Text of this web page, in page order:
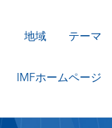
地域 テーマ
IMFホームページ